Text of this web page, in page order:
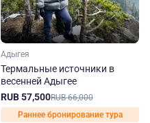
Адыгея
Термальные источники в
весенней Адыгее
RUB 57,500RUB 66,000
Раннее бронирование тура